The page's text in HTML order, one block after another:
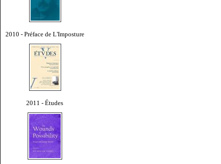
2010 - Préface de L'Imposture
2011 - Études